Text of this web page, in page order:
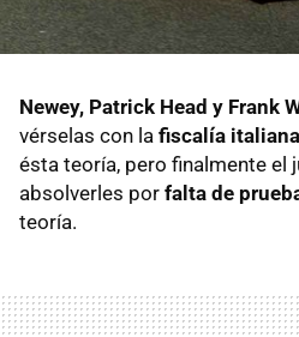
Newey, Patrick Head y Frank
vérselas con la fiscalía italiana
ésta teoría, pero finalmente el
absolverles por falta de
teoría.